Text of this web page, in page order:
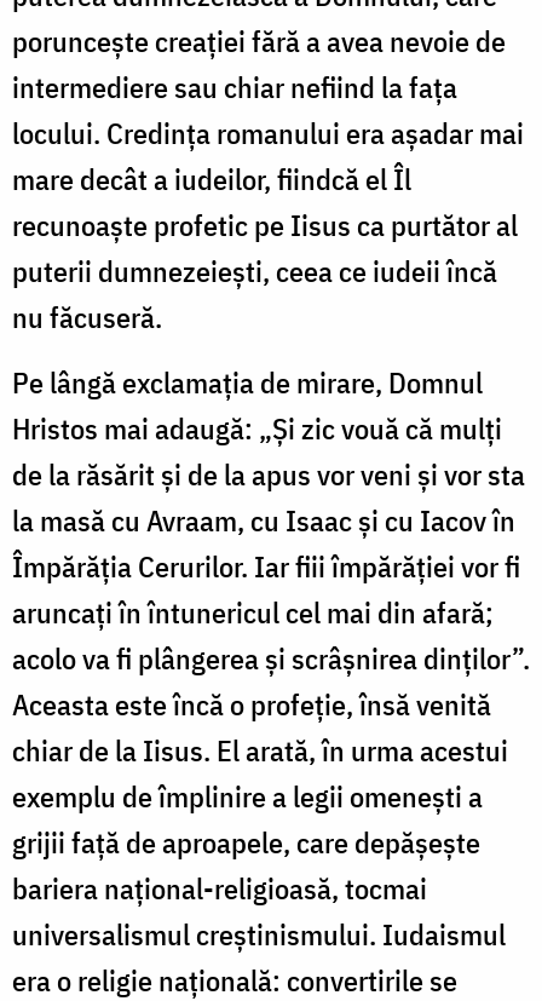
poruncește creației fără a avea nevoie de
intermediere sau chiar nefiind la fața
locului. Credința romanului era așadar mai
mare decât a iudeilor, fiindcă el Îl
recunoaște profetic pe Iisus ca purtător al
puterii dumnezeiești, ceea ce iudeii încă
nu făcuseră.
Pe lângă exclamația de mirare, Domnul
Hristos mai adaugă: „Şi zic vouă că mulţi
de la răsărit şi de la apus vor veni şi vor sta
la masă cu Avraam, cu Isaac şi cu Iacov în
Împărăţia Cerurilor. Iar fiii împărăţiei vor fi
aruncaţi în întunericul cel mai din afară;
acolo va fi plângerea şi scrâşnirea dinţilor”.
Aceasta este încă o profeție, însă venită
chiar de la Iisus. El arată, în urma acestui
exemplu de împlinire a legii omenești a
grijii față de aproapele, care depășește
bariera național-religioasă, tocmai
universalismul creștinismului. Iudaismul
era o religie națională: convertirile se